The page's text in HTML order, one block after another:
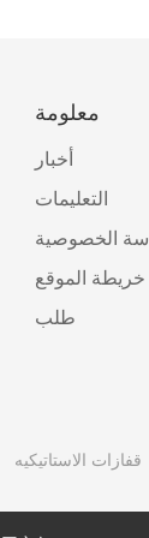
معلومة
أخبار
التعليمات
الخصوصية
خريطة الموقع
طلب
قفازات الاستاتيكيه